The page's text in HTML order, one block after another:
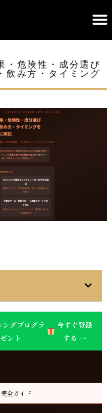
・危険性・成分選び
飲み方・タイミング
グプログラ
ント
今すぐ登録
する →
全ガイド